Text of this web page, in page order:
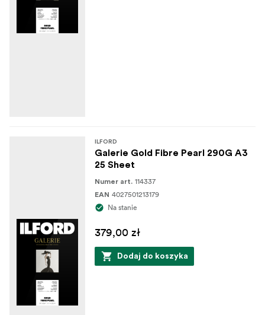
ILFORD
Galerie Gold Fibre Pearl 290G A3
25 Sheet
Numer art. 114337
EAN 4027501213179
Na stanie
379,00 zł
Dodaj do koszyka